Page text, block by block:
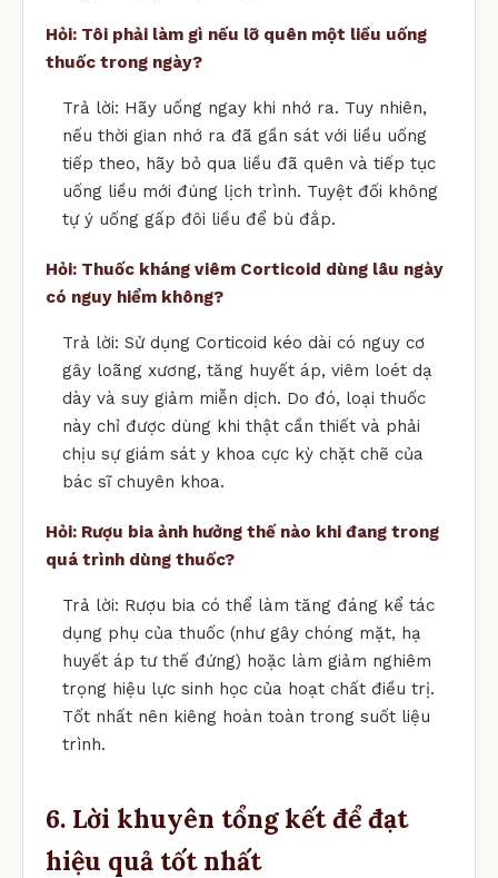
Hỏi: Tôi phải làm gì nếu lỡ quên một liều uống
thuốc trong ngày?
Trả lời: Hãy uống ngay khi nhớ ra. Tuy nhiên,
nếu thời gian nhớ ra đã gần sát với liều uống
tiếp theo, hãy bỏ qua liều đã quên và tiếp tục
uống liều mới đúng lịch trình. Tuyệt đối không
tự ý uống gấp đôi liều để bù đắp.
Hỏi: Thuốc kháng viêm Corticoid dùng lâu ngày
có nguy hiểm không?
Trả lời: Sử dụng Corticoid kéo dài có nguy cơ
gây loãng xương, tăng huyết áp, viêm loét dạ
dày và suy giảm miễn dịch. Do đó, loại thuốc
này chỉ được dùng khi thật cần thiết và phải
chịu sự giám sát y khoa cực kỳ chặt chẽ của
bác sĩ chuyên khoa.
Hỏi: Rượu bia ảnh hưởng thế nào khi đang trong
quá trình dùng thuốc?
Trả lời: Rượu bia có thể làm tăng đáng kể tác
dụng phụ của thuốc (như gây chóng mặt, hạ
huyết áp tư thế đứng) hoặc làm giảm nghiêm
trọng hiệu lực sinh học của hoạt chất điều trị.
Tốt nhất nên kiêng hoàn toàn trong suốt liệu
trình.
6. Lời khuyên tổng kết để đạt
hiệu quả tốt nhất